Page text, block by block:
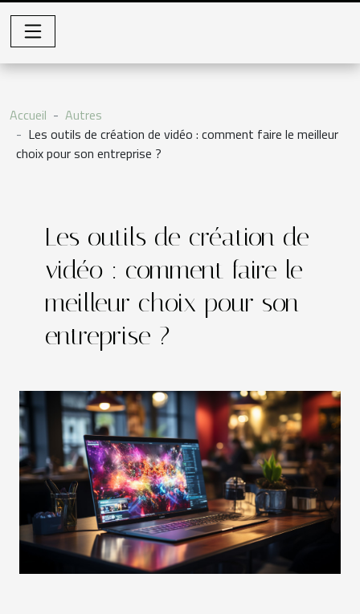
Accueil
Autres
Les outils de création de vidéo : comment faire le meilleur
choix pour son entreprise ?
Les outils de création de
vidéo : comment faire le
meilleur choix pour son
entreprise ?